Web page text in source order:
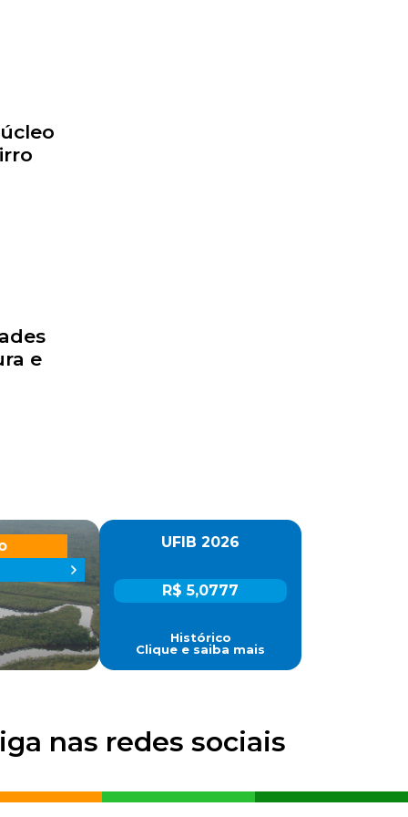
e
UFIB 2026
R$ 5,0777
Histórico
Clique e saiba mais
nas redes sociais